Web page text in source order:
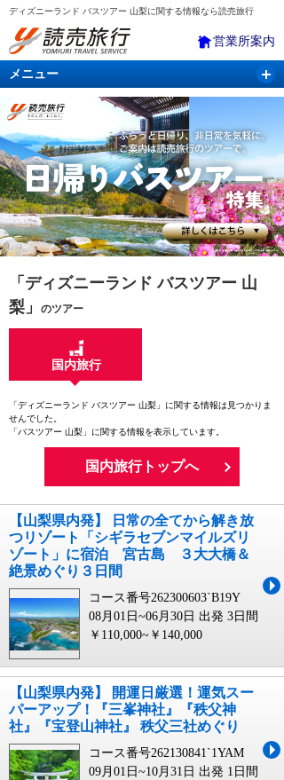
ディズニーランド バスツアー 山梨に関する情報なら読売旅行
営業所案内
メニュー
国内旅行 バスツアー 海外旅行 クルーズ
航空・ＪＲ＋宿泊 航空券＆ホテル
「ディズニーランド バスツアー 山
梨」
のツアー
国内旅行
「ディズニーランド バスツアー 山梨」に関する情報は見つかりま
せんでした。
「バスツアー 山梨」に関する情報を表示しています。
国内旅行トップへ
【山梨県内発】 日常の全てから解き放
つリゾート「シギラセブンマイルズリ
ゾート」に宿泊 宮古島 ３大大橋＆
絶景めぐり３日間
コース番号262300603`B19Y
08月01日~06月30日 出発 3日間
￥110,000~￥140,000
【山梨県内発】 開運日厳選！運気スー
パーアップ！『三峯神社』『秩父神
社』『宝登山神社』 秩父三社めぐり
コース番号262130841`1YAM
09月01日~10月31日 出発 1日間